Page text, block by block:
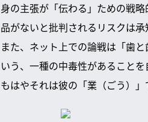
身の主張が「伝わる」ための戦略
品がないと批判されるリスクは
また、ネット上での論戦は「歯
いう、一種の中毒性があることを
もはやそれは彼の「業（ごう）